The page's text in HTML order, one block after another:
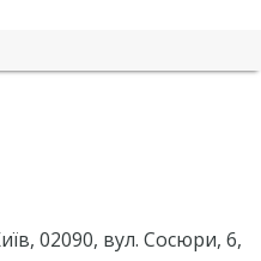
02090, вул. Сосюри, 6,